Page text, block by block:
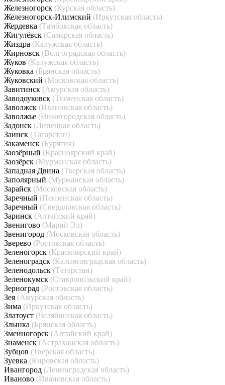
Железногорск (Курская область)
Железногорск-Илимский (Иркутская область)
Жердевка (Тамбовская область)
Жигулёвск (Самарская область)
Жиздра (Калужская область)
Жирновск (Волгоградская область)
Жуков (Калужская область)
Жуковка (Брянская область)
Жуковский (Московская область)
Завитинск (Амурская область)
Заводоуковск (Тюменская область)
Заволжск (Ивановская область)
Заволжье (Нижегородская область)
Задонск (Липецкая область)
Заинск (Татарстан)
Закаменск (Бурятия)
Заозёрный (Красноярский край)
Заозёрск (Мурманская область)
Западная Двина (Тверская область)
Заполярный (Мурманская область)
Зарайск (Московская область)
Заречный (Пензенская область)
Заречный (Свердловская область)
Заринск (Алтайский край)
Звенигово (Марий Эл)
Звенигород (Московская область)
Зверево (Ростовская область)
Зеленогорск (Красноярский край)
Зеленоградск (Калининградская область)
Зеленодольск (Татарстан)
Зеленокумск (Ставропольский край)
Зерноград (Ростовская область)
Зея (Амурская область)
Зима (Иркутская область)
Златоуст (Челябинская область)
Злынка (Брянская область)
Змеиногорск (Алтайский край)
Знаменск (Астраханская область)
Зубцов (Тверская область)
Зуевка (Кировская область)
Ивангород (Ленинградская область)
Иваново (Ивановская область)